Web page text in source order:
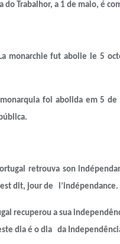
do Trabalhor, a 1 de maio, é
monarchie fut abolie le 5
foi abolida em 5 de
retrouva son
dit, jour de l’indépendance.
recuperou a sua
dia é o dia da